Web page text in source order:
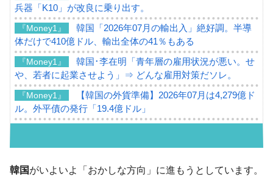
兵器「K10」が改良に乗り出す。
『Money1』
韓国「2026年07月の輸出入」絶好調。半導
体だけで410億ドル、輸出全体の41％もある
『Money1』
韓国･李在明「青年層の雇用状況が悪い。せ
や、若者に起業させよう」⇒ どんな雇用対策だソレ。
『Money1』
【韓国の外貨準備】2026年07月は4,279億ド
ル。外平債の発行「19.4億ドル」
『Money1』
韓国･李在明さっそく不動産対策で浅薄な発
言。
韓国がいよいよ「おかしな方向」に進もうとしています。